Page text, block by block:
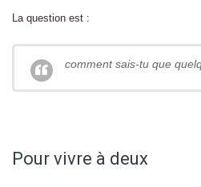
La question est :
comment sais-tu que
Pour vivre à deux